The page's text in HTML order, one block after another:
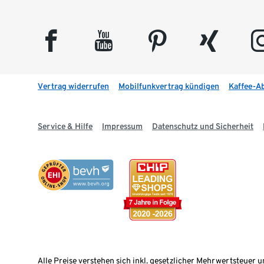
facebook youtube pinterest xing
Vertrag widerrufen Mobilfunkvertrag kündigen Kaffee-
Service & Hilfe Impressum Datenschutz und Sicherheit
Alle Preise verstehen sich inkl. gesetzlicher Mehrwertsteuer